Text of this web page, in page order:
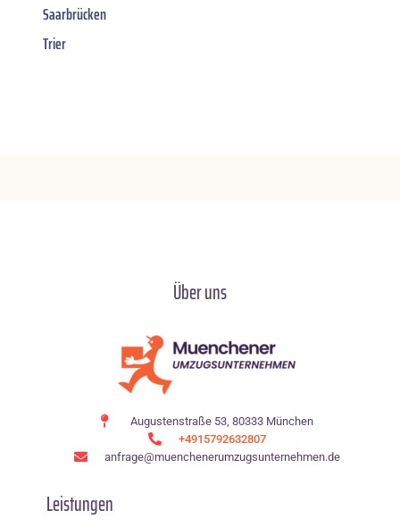
Saarbrücken
Trier
Über uns
Augustenstraße 53, 80333 München
+4915792632807
anfrage@muenchenerumzugsunternehmen.de
Leistungen